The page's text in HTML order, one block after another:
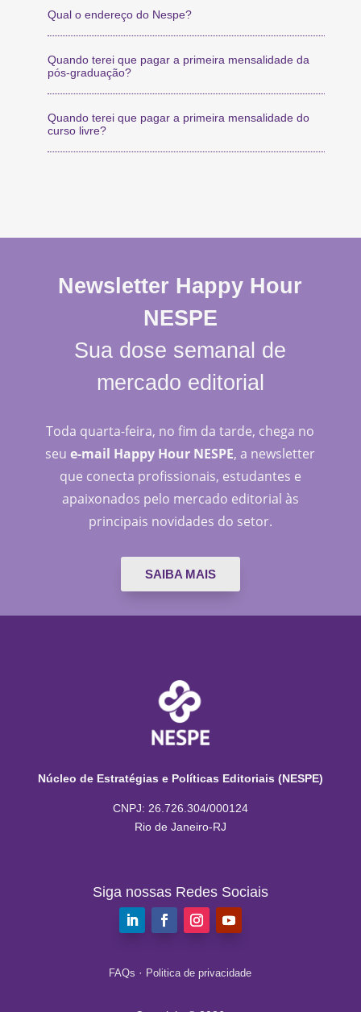
Qual o endereço do Nespe?
Quando terei que pagar a primeira mensalidade da
pós-graduação?
Quando terei que pagar a primeira mensalidade do
curso livre?
Newsletter Happy Hour
NESPE
Sua dose semanal de
mercado editorial
Toda quarta-feira, no fim da tarde, chega no
seue-mail Happy Hour NESPE, a newsletter
que conecta profissionais, estudantes e
apaixonados pelo mercado editorial às
principais novidades do setor.
SAIBA MAIS
Núcleo de Estratégias e Políticas Editoriais (NESPE)
CNPJ: 26.726.304/000124
Rio de Janeiro-RJ
Siga nossas Redes Sociais
FAQs · Politica de privacidade